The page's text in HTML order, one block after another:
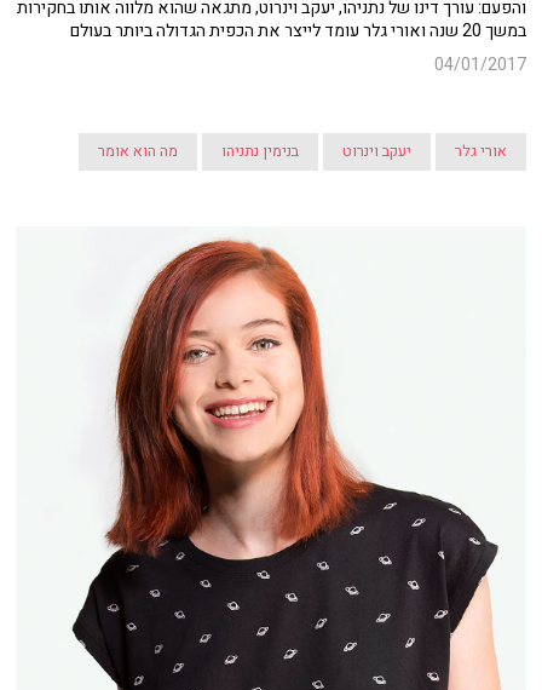
והפעם: עורך דינו של נתניהו, יעקב וינרוט, מתגאה שהוא מלווה אותו בחקירות
במשך 20 שנה ואורי גלר עומד לייצר את הכפית הגדולה ביותר בעולם
04/01/2017
אורי גלר יעקב וינרוט בנימין נתניהו מה הוא אומר